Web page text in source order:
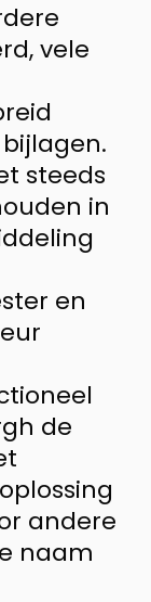
vele
steeds
in
en
de
andere
naam